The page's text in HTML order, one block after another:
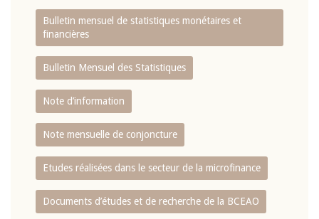
Bulletin mensuel de statistiques monétaires et
financières
Bulletin Mensuel des Statistiques
Note d’information
Note mensuelle de conjoncture
Etudes réalisées dans le secteur de la microfinance
Documents d’études et de recherche de la BCEAO